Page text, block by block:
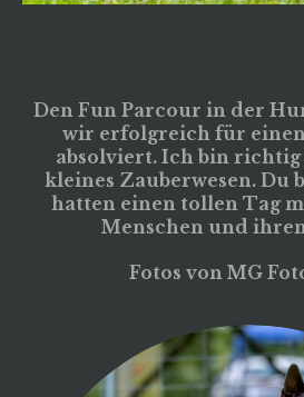
Den Fun Parcour in der
wir erfolgreich für
absolviert. Ich bin
kleines Zauberwesen. Du
hatten einen tollen Tag
Menschen und
Fotos von MG